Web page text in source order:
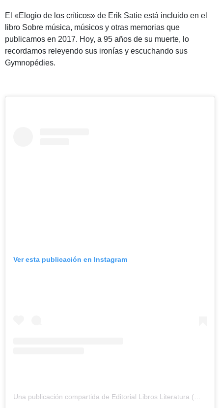
Cine
Política
El «Elogio de los críticos» de Erik Satie está incluido en el
libro Sobre música, músicos y otras memorias que
publicamos en 2017. Hoy, a 95 años de su muerte, lo
recordamos releyendo sus ironías y escuchando sus
Gymnopédies.
Ver esta publicación en Instagram